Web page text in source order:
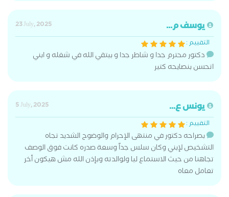
يوسف م...
23 July, 2025
التقييم :
دكتور محترم جدا و شاطر جدا و بيتقي الله في شغله و ابني
اتحسن بنصايحه كتير
يونس ع...
5 July, 2025
التقييم :
بصراحه دكتور في منتهى الإحرام والوضوح الشديد تجاه
التشخيص لإبني وكان سلس جداً وسعة صدره كانت فوق الوصف
تجاهنا من حيث الاستماع ليا ولوالدته وبإذن الله مش هيكون أخر
تعامل معاه